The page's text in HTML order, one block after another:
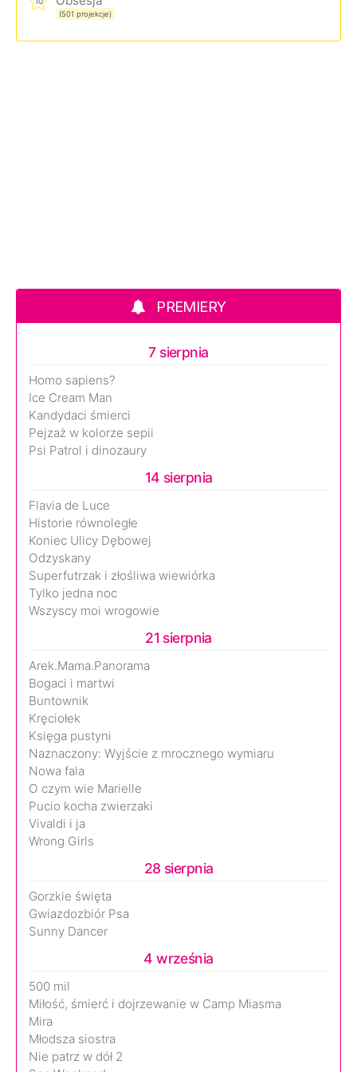
(501 projekcje)
PREMIERY
7 sierpnia
Homo sapiens?
Ice Cream Man
Kandydaci śmierci
Pejzaż w kolorze sepii
Psi Patrol i dinozaury
14 sierpnia
Flavia de Luce
Historie równoległe
Koniec Ulicy Dębowej
Odzyskany
Superfutrzak i złośliwa wiewiórka
Tylko jedna noc
Wszyscy moi wrogowie
21 sierpnia
Arek.Mama.Panorama
Bogaci i martwi
Buntownik
Kręciołek
Księga pustyni
Naznaczony: Wyjście z mrocznego wymiaru
Nowa fala
O czym wie Marielle
Pucio kocha zwierzaki
Vivaldi i ja
Wrong Girls
28 sierpnia
Gorzkie święta
Gwiazdozbiór Psa
Sunny Dancer
4 września
500 mil
Miłość, śmierć i dojrzewanie w Camp Miasma
Mira
Młodsza siostra
Nie patrz w dół 2